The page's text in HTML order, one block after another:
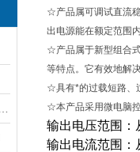
☆产品属可调试直流
出电源能在额定范围
☆产品属于新型组合
等特点。它有效地解
☆具有*的过载短路、
☆本产品采用微电脑
输出电压范围：
输出电流范围：